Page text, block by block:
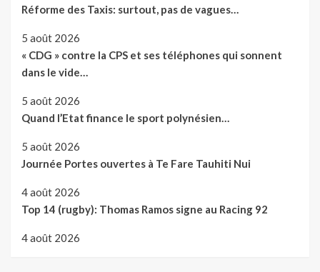
Réforme des Taxis: surtout, pas de vagues…
5 août 2026
« CDG » contre la CPS et ses téléphones qui sonnent
dans le vide…
5 août 2026
Quand l’Etat finance le sport polynésien…
5 août 2026
Journée Portes ouvertes à Te Fare Tauhiti Nui
4 août 2026
Top 14 (rugby): Thomas Ramos signe au Racing 92
4 août 2026